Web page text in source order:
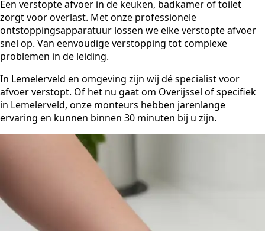
Een verstopte afvoer in de keuken, badkamer of toilet
zorgt voor overlast. Met onze professionele
ontstoppingsapparatuur lossen we elke verstopte afvoer
snel op. Van eenvoudige verstopping tot complexe
problemen in de leiding.
In Lemelerveld en omgeving zijn wij dé specialist voor
afvoer verstopt. Of het nu gaat om Overijssel of specifiek
in Lemelerveld, onze monteurs hebben jarenlange
ervaring en kunnen binnen 30 minuten bij u zijn.